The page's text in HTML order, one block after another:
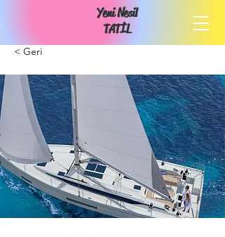
Yeni Nesil
TATİL
< Geri